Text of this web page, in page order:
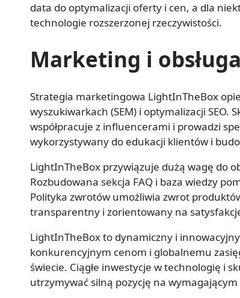
data do optymalizacji oferty i cen, a dla
technologie rozszerzonej rzeczywistości.
Marketing i
Strategia marketingowa LightInTheBox
wyszukiwarkach (SEM) i optymalizacji SEO.
współpracuje z influencerami i prowadzi
wykorzystywany do edukacji klientów i
LightInTheBox przywiązuje dużą wagę do
Rozbudowana sekcja FAQ i baza wiedzy
Polityka zwrotów umożliwia zwrot
transparentny i zorientowany na
LightInTheBox to dynamiczny i innowacyjny
konkurencyjnym cenom i globalnemu
świecie. Ciągłe inwestycje w technologię i
utrzymywać silną pozycję na